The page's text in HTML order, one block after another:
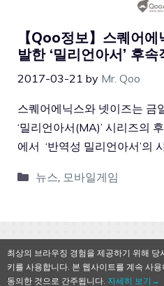
【Qoo정보】스퀘어
발한 ‘밀리언아서’ 후
2017-03-21 by Mr. Qoo
스퀘어에닉스와 넷이즈는 금
‘밀리언아서(MA)’ 시리즈의
에서 ‘반역성 밀리언아서’의
뉴스, 모바일게임
QooApp
최상의 브라우징 경험을 제공하기 위해
키를 사용합니다. 본 웹사이트를 계속 사
동의한 것으로 간주됩니다. 자세히 보기→